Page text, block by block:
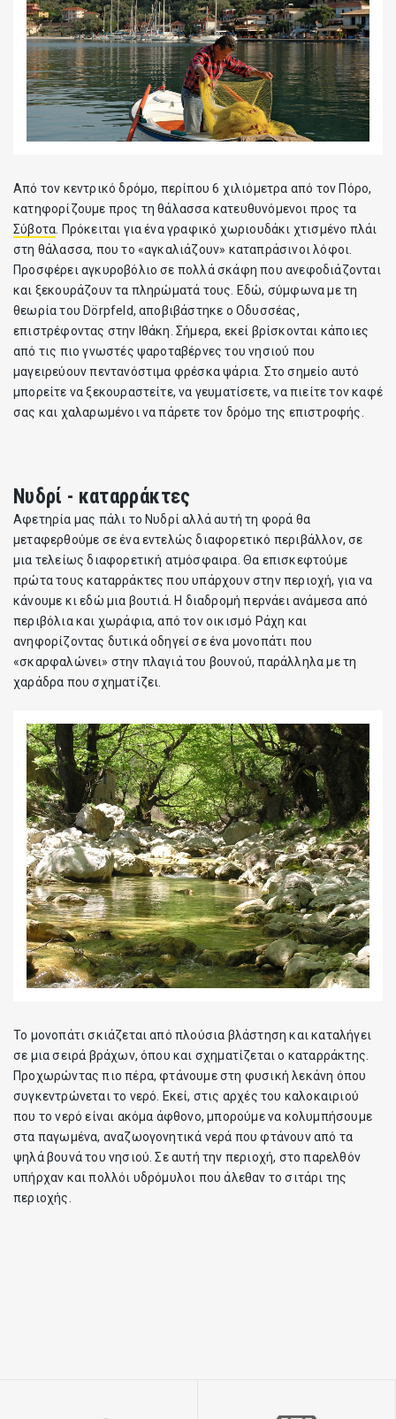
Από τον κεντρικό δρόμο, περίπου 6 χιλιόμετρα από τον Πόρο,
κατηφορίζουμε προς τη θάλασσα κατευθυνόμενοι προς τα
Σύβοτα . Πρόκειται για ένα γραφικό χωριουδάκι χτισμένο πλάι
στη θάλασσα, που το «αγκαλιάζουν» καταπράσινοι λόφοι.
Προσφέρει αγκυροβόλιο σε πολλά σκάφη που ανεφοδιάζονται
και ξεκουράζουν τα πληρώματά τους. Εδώ, σύμφωνα με τη
θεωρία του Dörpfeld, αποβιβάστηκε ο Οδυσσέας,
επιστρέφοντας στην Ιθάκη. Σήμερα, εκεί βρίσκονται κάποιες
από τις πιο γνωστές ψαροταβέρνες του νησιού που
μαγειρεύουν πεντανόστιμα φρέσκα ψάρια. Στο σημείο αυτό
μπορείτε να ξεκουραστείτε, να γευματίσετε, να πιείτε τον καφέ
σας και χαλαρωμένοι να πάρετε τον δρόμο της επιστροφής.
Νυδρί - καταρράκτες
Αφετηρία μας πάλι το Νυδρί αλλά αυτή τη φορά θα
μεταφερθούμε σε ένα εντελώς διαφορετικό περιβάλλον, σε
μια τελείως διαφορετική ατμόσφαιρα. Θα επισκεφτούμε
πρώτα τους καταρράκτες που υπάρχουν στην περιοχή, για να
κάνουμε κι εδώ μια βουτιά. Η διαδρομή περνάει ανάμεσα από
περιβόλια και χωράφια, από τον οικισμό Ράχη και
ανηφορίζοντας δυτικά οδηγεί σε ένα μονοπάτι που
«σκαρφαλώνει» στην πλαγιά του βουνού, παράλληλα με τη
χαράδρα που σχηματίζει.
Το μονοπάτι σκιάζεται από πλούσια βλάστηση και καταλήγει
σε μια σειρά βράχων, όπου και σχηματίζεται ο καταρράκτης.
Προχωρώντας πιο πέρα, φτάνουμε στη φυσική λεκάνη όπου
συγκεντρώνεται το νερό. Εκεί, στις αρχές του καλοκαιριού
που το νερό είναι ακόμα άφθονο, μπορούμε να κολυμπήσουμε
στα παγωμένα, αναζωογονητικά νερά που φτάνουν από τα
ψηλά βουνά του νησιού. Σε αυτή την περιοχή, στο παρελθόν
υπήρχαν και πολλόι υδρόμυλοι που άλεθαν το σιτάρι της
περιοχής.